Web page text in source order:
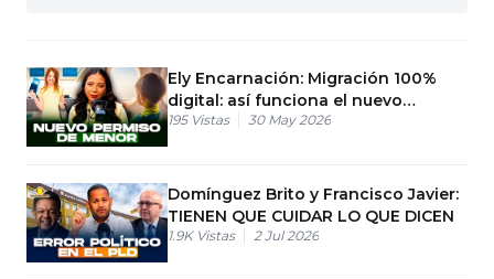
Ely Encarnación: Migración 100%
digital: así funciona el nuevo
permiso de menor
195 Vistas 30 May 2026
Domínguez Brito y Francisco Javier:
TIENEN QUE CUIDAR LO QUE DICEN
1.9K Vistas 2 Jul 2026